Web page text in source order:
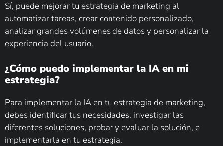
Sí, puede mejorar tu estrategia de marketing al
automatizar tareas, crear contenido personalizado,
analizar grandes volúmenes de datos y personalizar la
experiencia del usuario.
¿Cómo puedo implementar la IA en mi
estrategia?
Para implementar la IA en tu estrategia de marketing,
debes identificar tus necesidades, investigar las
diferentes soluciones, probar y evaluar la solución, e
implementarla en tu estrategia.